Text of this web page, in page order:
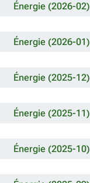
Énergie (2026-02)
Énergie (2026-01)
Énergie (2025-12)
Énergie (2025-11)
Énergie (2025-10)